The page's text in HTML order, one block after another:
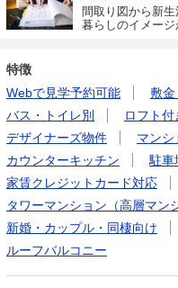
間取り図から新生
暮らしのイメー
特徴
Webで見学予約可能
敷金
バス・トイレ別
ロフト付
デザイナーズ物件
マンシ
カウンターキッチン
駐車
家賃クレジットカード対応
タワーマンション（高層マン
新婚・カップル・同棲向け
ルーフバルコニー